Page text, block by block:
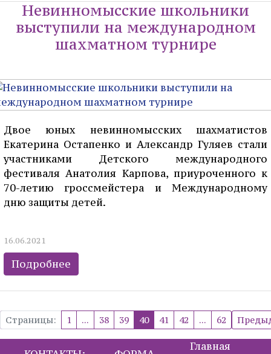
Невинномысские школьники
выступили на международном
шахматном турнире
Двое юных невинномысских шахматистов
Екатерина Остапенко и Александр Гуляев стали
участниками Детского международного
фестиваля Анатолия Карпова, приуроченного к
70-летию гроссмейстера и Международному
дню защиты детей.
16.06.2021
Подробнее
Страницы: 1 ... 38 39 40 41 42 ... 62
Главная